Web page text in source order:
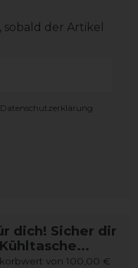
der Artikel
Daten­schutz­erklärung
dich! Sicher dir
von 100,00 €